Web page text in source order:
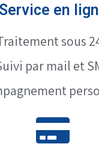
Service en
sous
par mail et